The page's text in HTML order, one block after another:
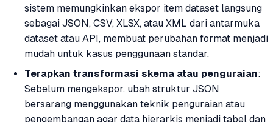
sistem memungkinkan ekspor item dataset langsung
sebagai JSON, CSV, XLSX, atau XML dari antarmuka
dataset atau API, membuat perubahan format menjadi
mudah untuk kasus penggunaan standar.
Terapkan transformasi skema atau penguraian:
Sebelum mengekspor, ubah struktur JSON
bersarang menggunakan teknik penguraian atau
pengembangan agar data hierarkis menjadi tabel dan